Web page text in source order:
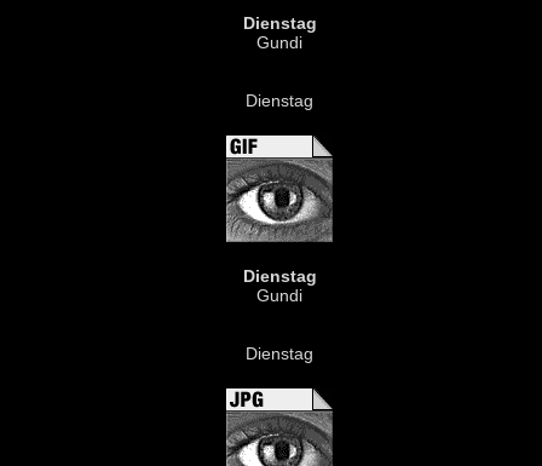
Dienstag
Gundi
Dienstag
Dienstag
Gundi
Dienstag